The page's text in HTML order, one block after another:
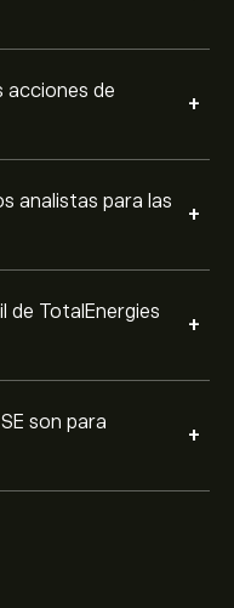
acciones de
+
analistas para las
+
de TotalEnergies
+
son para
+